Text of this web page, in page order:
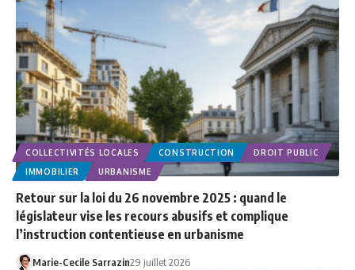
COLLECTIVITÉS LOCALES CONSTRUCTION
DROIT PUBLIC
IMMOBILIER
URBANISME
Retour sur la loi du 26 novembre 2025 : quand le
législateur vise les recours abusifs et complique
l’instruction contentieuse en urbanisme
Marie-Cecile Sarrazin29 juillet 2026